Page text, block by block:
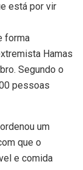
está por vir
forma
Hamas
Segundo o
pessoas
um
que o
e comida